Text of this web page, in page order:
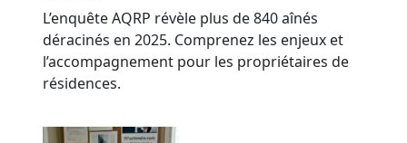
L’enquête AQRP révèle plus de 840 aînés
déracinés en 2025. Comprenez les enjeux et
l’accompagnement pour les propriétaires de
résidences.